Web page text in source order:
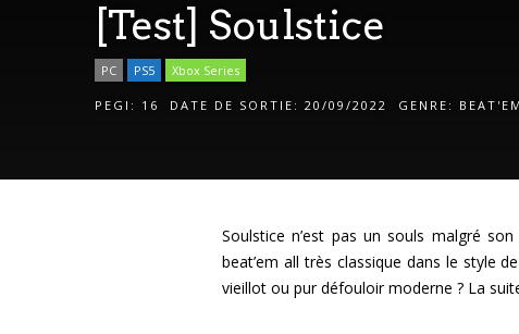
[Test] Soulstice
PC PS5 Xbox Series
PEGI: 16 DATE DE SORTIE: 20/09/2022 GENRE:
Soulstice n’est pas un souls malgré
beat’em all très classique dans le style
vieillot ou pur défouloir moderne ? La